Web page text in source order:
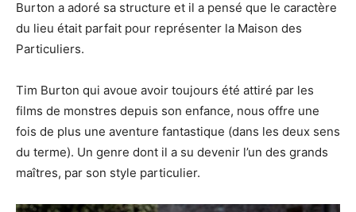
Burton a adoré sa structure et il a pensé que le caractère
du lieu était parfait pour représenter la Maison des
Particuliers.
Tim Burton qui avoue avoir toujours été attiré par les
films de monstres depuis son enfance, nous offre une
fois de plus une aventure fantastique (dans les deux sens
du terme). Un genre dont il a su devenir l’un des grands
maîtres, par son style particulier.